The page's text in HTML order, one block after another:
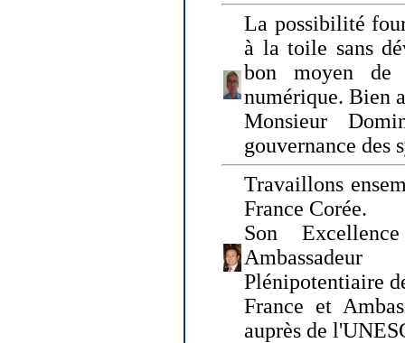
La possibilité
à la toile sans
bon moyen de
numérique. Bien
Monsieur
gouvernance des
Travaillons
France Corée.
Son
Plénipotentiaire
France et
auprès de